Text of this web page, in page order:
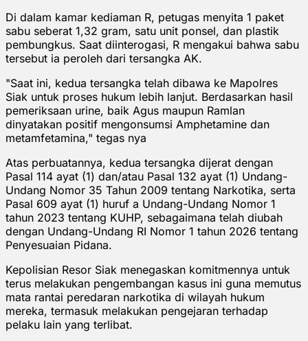
Di dalam kamar kediaman R, petugas menyita 1 paket
sabu seberat 1,32 gram, satu unit ponsel, dan plastik
pembungkus. Saat diinterogasi, R mengakui bahwa sabu
tersebut ia peroleh dari tersangka AK.
"Saat ini, kedua tersangka telah dibawa ke Mapolres
Siak untuk proses hukum lebih lanjut. Berdasarkan hasil
pemeriksaan urine, baik Agus maupun Ramlan
dinyatakan positif mengonsumsi Amphetamine dan
metamfetamina," tegas nya
Atas perbuatannya, kedua tersangka dijerat dengan
Pasal 114 ayat (1) dan/atau Pasal 132 ayat (1) Undang-
Undang Nomor 35 Tahun 2009 tentang Narkotika, serta
Pasal 609 ayat (1) huruf a Undang-Undang Nomor 1
tahun 2023 tentang KUHP, sebagaimana telah diubah
dengan Undang-Undang RI Nomor 1 tahun 2026 tentang
Penyesuaian Pidana.
Kepolisian Resor Siak menegaskan komitmennya untuk
terus melakukan pengembangan kasus ini guna memutus
mata rantai peredaran narkotika di wilayah hukum
mereka, termasuk melakukan pengejaran terhadap
pelaku lain yang terlibat.